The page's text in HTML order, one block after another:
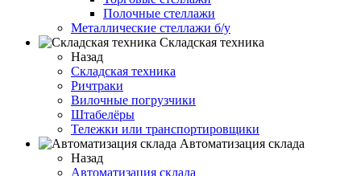
Полочные стеллажи
Металлические стеллажи б/у
Складская техника
Назад
Складская техника
Ричтраки
Вилочные погрузчики
Штабелёры
Тележки или транспортировщики
Автоматизация склада
Назад
Автоматизация склада